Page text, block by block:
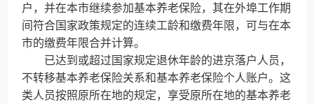
户，并在本市继续参加基本养老保险，其在外埠工作期
间符合国家政策规定的连续工龄和缴费年限，可与在本
市的缴费年限合并计算。
已达到或超过国家规定退休年龄的进京落户人员，
不转移基本养老保险关系和基本养老保险个人账户。这
类人员按照原所在地的规定，享受原所在地的基本养老